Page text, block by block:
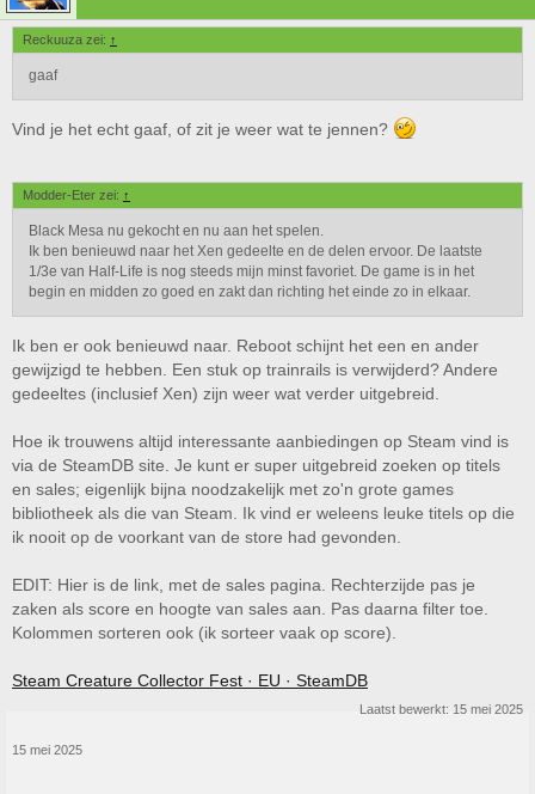
shoppen was gelijk ook maar Black Mesa gekocht (reboot van Half-life 1)
voor nog geen 2 euries. Die heeft deze week nog een nieuwe update
gehad.
Reckuuza zei: ↑
gaaf
Vind je het echt gaaf, of zit je weer wat te jennen?
Modder-Eter zei: ↑
Black Mesa nu gekocht en nu aan het spelen.
Ik ben benieuwd naar het Xen gedeelte en de delen ervoor. De laatste
1/3e van Half-Life is nog steeds mijn minst favoriet. De game is in het
begin en midden zo goed en zakt dan richting het einde zo in elkaar.
Ik ben er ook benieuwd naar. Reboot schijnt het een en ander
gewijzigd te hebben. Een stuk op trainrails is verwijderd? Andere
gedeeltes (inclusief Xen) zijn weer wat verder uitgebreid.
Hoe ik trouwens altijd interessante aanbiedingen op Steam vind is
via de SteamDB site. Je kunt er super uitgebreid zoeken op titels
en sales; eigenlijk bijna noodzakelijk met zo'n grote games
bibliotheek als die van Steam. Ik vind er weleens leuke titels op die
ik nooit op de voorkant van de store had gevonden.
EDIT: Hier is de link, met de sales pagina. Rechterzijde pas je
zaken als score en hoogte van sales aan. Pas daarna filter toe.
Kolommen sorteren ook (ik sorteer vaak op score).
Steam Creature Collector Fest · EU · SteamDB
Laatst bewerkt: 15 mei 2025
15 mei 2025